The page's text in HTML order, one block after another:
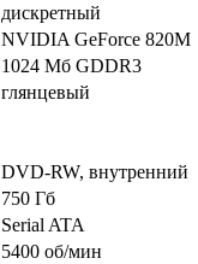
дискретный
NVIDIA GeForce 820M
1024 Мб GDDR3
глянцевый
DVD-RW, внутренний
750 Гб
Serial ATA
5400 об/мин